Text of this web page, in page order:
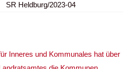
SR Heldburg/2023-04
Inneres und Kommunales hat über